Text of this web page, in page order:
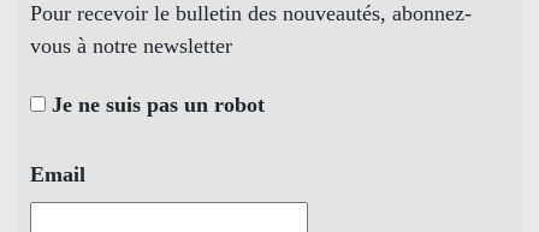
Pour recevoir le bulletin des nouveautés, abonnez-
vous à notre newsletter
Je ne suis pas un robot
Email